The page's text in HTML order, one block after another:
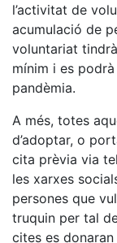
l’activitat de
acumulació de
voluntariat
mínim i es
pandèmia.
A més, totes
d’adoptar, o
cita prèvia via
les xarxes
persones que
truquin per tal
cites es